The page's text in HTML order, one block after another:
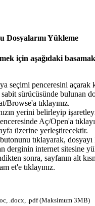
Dosyalarını Yükleme
için aşağıdaki
seçimi penceresini açarak
sabit sürücüsünde bulunan
Browse'a tıklayınız.
yerini belirleyip
Aç/Open'a
üzerine yerleştirecektir.
tıklayarak, dosyayı
derginin internet sitesine
sonra, sayfanın alt
et'e tıklayınız.
.docx, .pdf (Maksimum 3MB)